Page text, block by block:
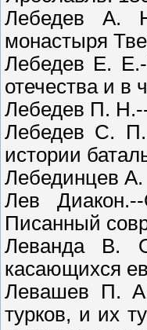
Лебедев А.
монастыря
Лебедев Е.
отечества и в
Лебедев П.
Лебедев С.
истории
Лебединцев А.
Лев
Писанный
Леванда В.
касающихся
Левашев П.
турков, и их